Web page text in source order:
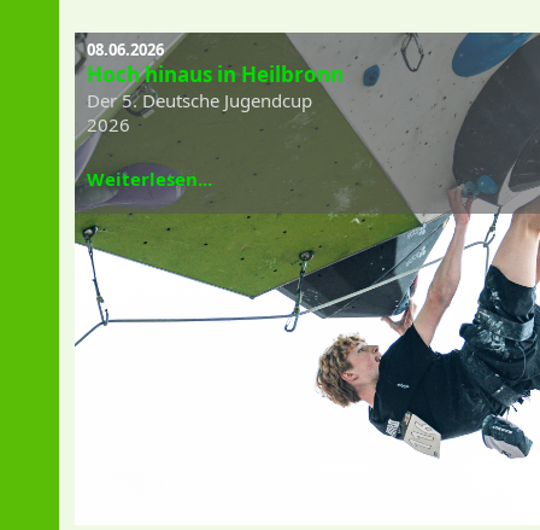
08.06.2026
Hoch hinaus in Heilbronn
Der 5. Deutsche Jugendcup
2026
Weiterlesen...